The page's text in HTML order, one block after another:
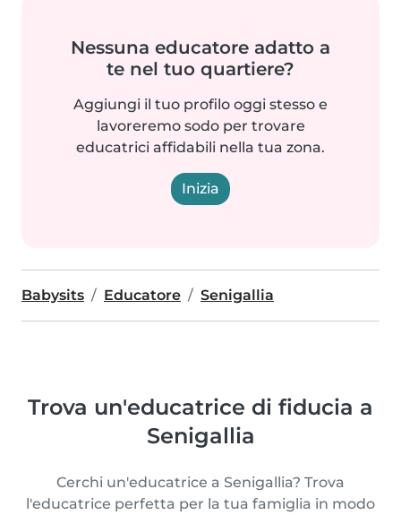
Nessuna educatore adatto a
te nel tuo quartiere?
Aggiungi il tuo profilo oggi stesso e
lavoreremo sodo per trovare
educatrici affidabili nella tua zona.
Inizia
Babysits Educatore Senigallia
Trova un'educatrice di fiducia a
Senigallia
Cerchi un'educatrice a Senigallia? Trova
l'educatrice perfetta per la tua famiglia in modo